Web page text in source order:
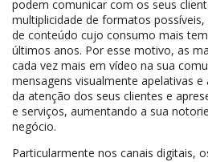
podem comunicar com os seus
multiplicidade de formatos
de conteúdo cujo consumo mais
últimos anos. Por esse motivo, as
cada vez mais em vídeo na sua
mensagens visualmente apelativas
da atenção dos seus clientes e
e serviços, aumentando a sua
negócio.
Particularmente nos canais digitais,